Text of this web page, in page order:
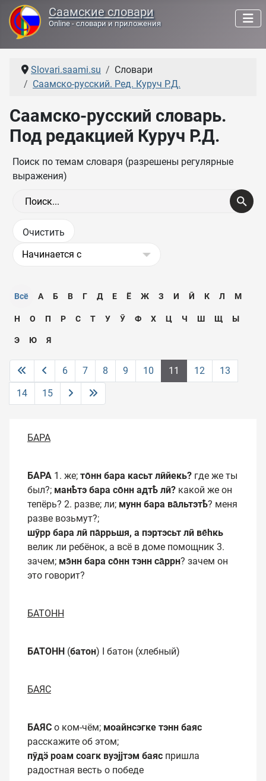
Саамские словари
Online - словари и приложения
Slovari.saami.su
Словари
Саамско-русский. Ред. Куруч Р.Д.
Саамско-русский словарь.
Под редакцией Куруч Р.Д.
Поиск по темам словаря (разрешены регулярные
выражения)
Всё А Б В Г Д Е Ё Ж З И Ӣ К Л М
Н О П Р С Т У Ӯ Ф Х Ц Ч Ш Щ Ы
Э Ю Я
6 7 8 9 10 11 12
13
14
15
БАРА
БАРА 1. же; то̄нн бара касьт лӣйекь? где же ты
был?; манҍтэ бара со̄нн адтҍ лӣ? какой же он
тепёрь? 2. разве; ли; мунн бара ва̄льтэтҍ? меня
разве возьмут?;
шӯрр бара лӣ па̄ррьшя, а пэҏтэсьт лӣ ве̄һкь
велик ли ребёнок, а всё в доме помощник 3.
зачем; мэ̄нн бара со̄нн тэнн са̄ррн? зачем он
это говорит?
БАТОНН
БАТОНН (батон) I батон (хлебный)
БАЯС
БАЯС о ком-чём; моайнсэгке тэнн баяс
расскажите об этом;
пӯдӭ роам соагк вуэјјтэм баяс пришла
радостная весть о победе